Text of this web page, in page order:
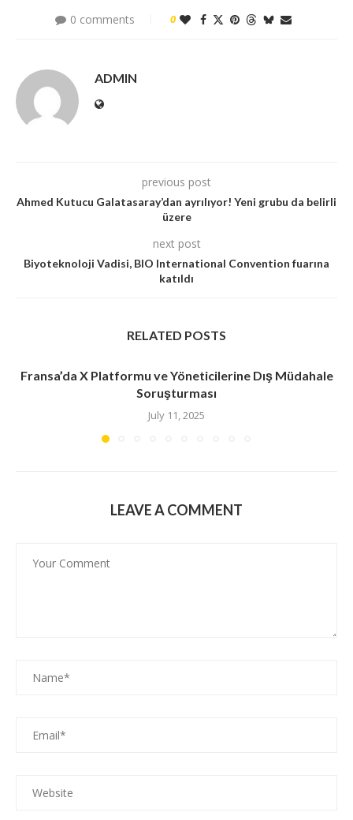
0 comments 0
ADMIN
previous post
Ahmed Kutucu Galatasaray’dan ayrılıyor! Yeni grubu da belirli
üzere
next post
Biyoteknoloji Vadisi, BIO International Convention fuarına
katıldı
RELATED POSTS
Fransa’da X Platformu ve Yöneticilerine Dış Müdahale
Soruşturması
July 11, 2025
LEAVE A COMMENT